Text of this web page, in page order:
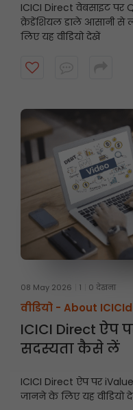
ICICI Direct वेबसाइट पर
क्रेडेंशियल डाले आसानी से
लिए यह वीडियो देखें
08 May 2026 1 0 देखना
वीडियो - About
ICICI Direct ऐप
सदस्यता कैसे लें
ICICI Direct ऐप पर
जानने के लिए यह वीडियो